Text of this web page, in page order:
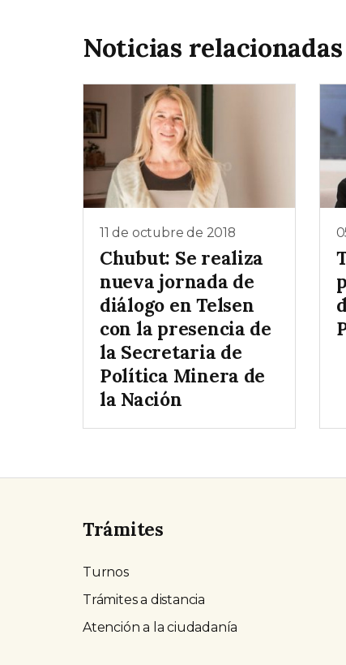
Noticias relacionadas
11 de octubre de 2018
Chubut: Se realiza
nueva jornada de
diálogo en Telsen
con la presencia de
la Secretaria de
Política Minera de
la Nación
Trámites
Turnos
Trámites a distancia
Atención a la ciudadanía